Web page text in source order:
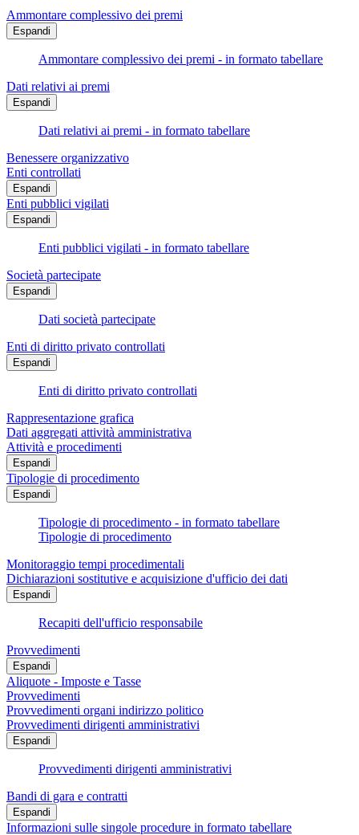
Ammontare complessivo dei premi
Espandi
Ammontare complessivo dei premi - in formato tabellare
Dati relativi ai premi
Espandi
Dati relativi ai premi - in formato tabellare
Benessere organizzativo
Enti controllati
Espandi
Enti pubblici vigilati
Espandi
Enti pubblici vigilati - in formato tabellare
Società partecipate
Espandi
Dati società partecipate
Enti di diritto privato controllati
Espandi
Enti di diritto privato controllati
Rappresentazione grafica
Dati aggregati attività amministrativa
Attività e procedimenti
Espandi
Tipologie di procedimento
Espandi
Tipologie di procedimento - in formato tabellare
Tipologie di procedimento
Monitoraggio tempi procedimentali
Dichiarazioni sostitutive e acquisizione d'ufficio dei dati
Espandi
Recapiti dell'ufficio responsabile
Provvedimenti
Espandi
Aliquote - Imposte e Tasse
Provvedimenti
Provvedimenti organi indirizzo politico
Provvedimenti dirigenti amministrativi
Espandi
Provvedimenti dirigenti amministrativi
Bandi di gara e contratti
Espandi
Informazioni sulle singole procedure in formato tabellare